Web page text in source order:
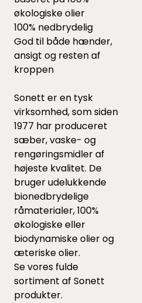
økologiske olier
100% nedbrydelig
God til både hænder,
ansigt og resten af
kroppen
Sonett er en tysk
virksomhed, som siden
1977 har produceret
sæber, vaske- og
rengøringsmidler af
højeste kvalitet. De
bruger udelukkende
bionedbrydelige
råmaterialer, 100%
økologiske eller
biodynamiske olier og
æteriske olier.
Se vores fulde
sortiment af Sonett
produkter.